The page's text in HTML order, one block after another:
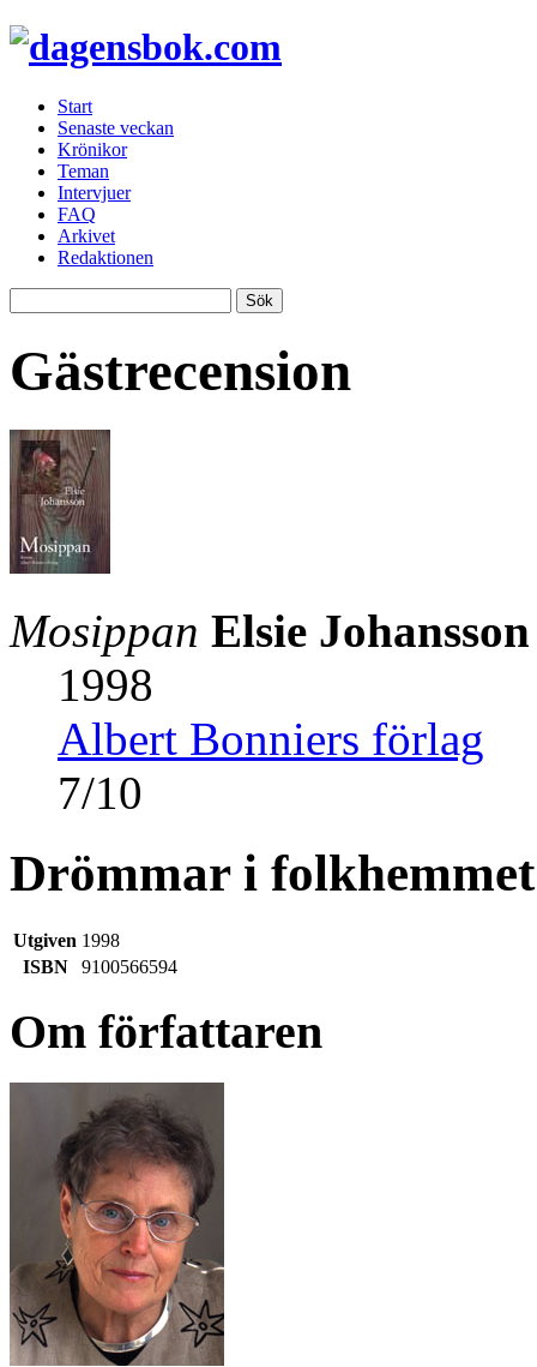
Start
Senaste veckan
Krönikor
Teman
Intervjuer
FAQ
Arkivet
Redaktionen
Gästrecension
Mosippan Elsie Johansson
1998
Albert Bonniers förlag
7/10
Drömmar i folkhemmet
Utgiven 1998
ISBN
9100566594
Om författaren